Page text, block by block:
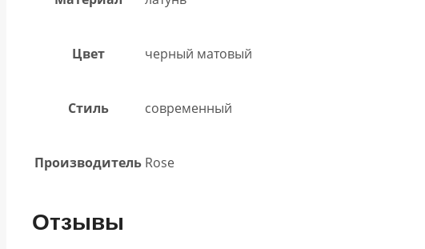
Цвет черный матовый
Стиль современный
Производитель Rose
Отзывы